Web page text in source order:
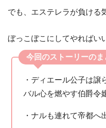
でも、エステレラが負ける
ぼっこぼこにしてやればい
今回のストーリーのま
・ディエール公子は譲
バル心を燃やす伯爵令
・ナルも連れて帝都へ